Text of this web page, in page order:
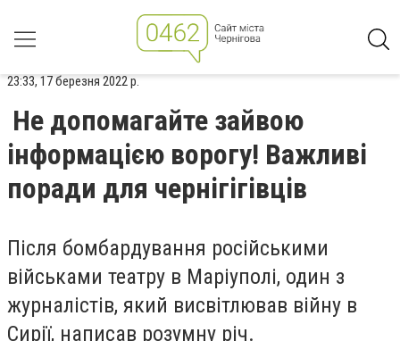
23:33, 17 березня 2022 р.
Не допомагайте зайвою
інформацією ворогу! Важливі
поради для чернігігівців
Після бомбардування російськими
військами театру в Маріуполі, один з
журналістів, який висвітлював війну в
Сирії, написав розумну річ.